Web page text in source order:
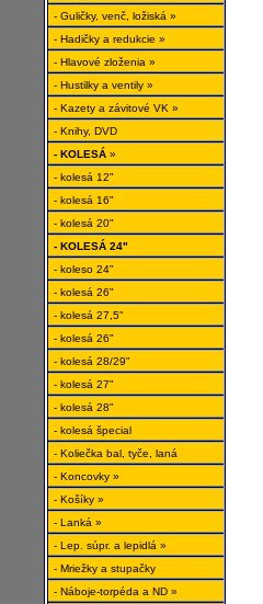
- Guličky, venč, ložiská »
- Hadičky a redukcie »
- Hlavové zloženia »
- Hustilky a ventily »
- Kazety a závitové VK »
- Knihy, DVD
- KOLESÁ »
- kolesá 12"
- kolesá 16"
- kolesá 20"
- KOLESÁ 24"
- koleso 24"
- kolesá 26"
- kolesá 27,5"
- kolesá 26"
- kolesá 28/29"
- kolesá 27"
- kolesá 28"
- kolesá špecial
- Koliečka bal, tyče, laná
- Koncovky »
- Košíky »
- Lanká »
- Lep. súpr. a lepidlá »
- Mriežky a stupačky
- Náboje-torpéda a ND »